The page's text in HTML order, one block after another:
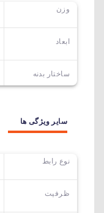
وزن
ابعاد
ساختار بدنه
سایر ویژگی ها
نوع رابط
ظرفیت